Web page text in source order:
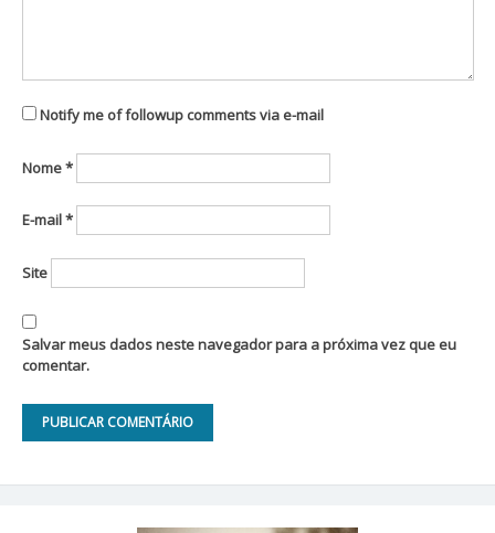
Notify me of followup comments via e-mail
Nome*
E-mail*
Site
Salvar meus dados neste navegador para a próxima vez que eu
comentar.